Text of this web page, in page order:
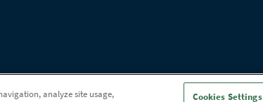
analyze site usage,
Cookies Settings